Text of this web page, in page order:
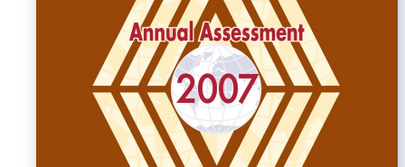
Israel-China Relations